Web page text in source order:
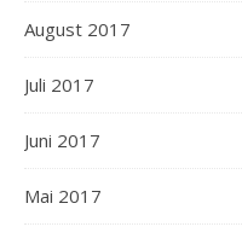
August 2017
Juli 2017
Juni 2017
Mai 2017